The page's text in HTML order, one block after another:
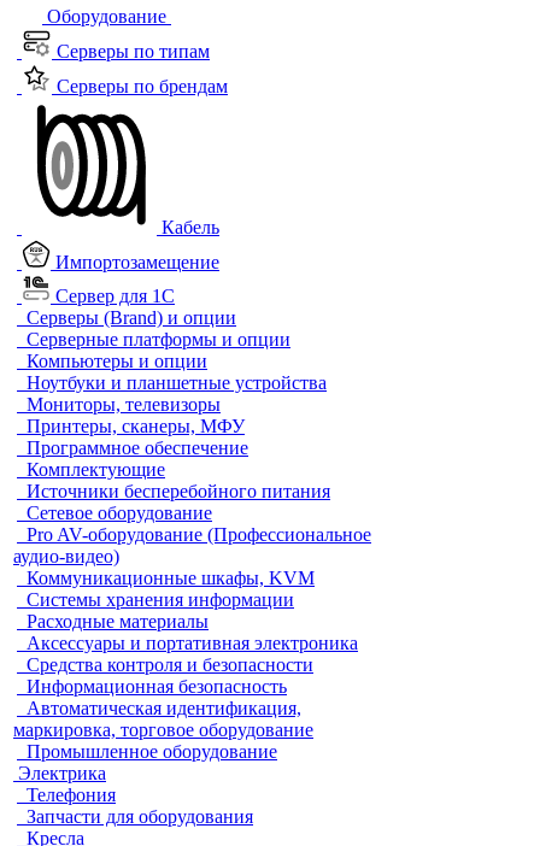
Оборудование
Серверы по типам
Серверы по брендам
Кабель
Импортозамещение
Сервер для 1С
Серверы (Brand) и опции
Серверные платформы и опции
Компьютеры и опции
Ноутбуки и планшетные устройства
Мониторы, телевизоры
Принтеры, сканеры, МФУ
Программное обеспечение
Комплектующие
Источники бесперебойного питания
Сетевое оборудование
Pro AV-оборудование (Профессиональное
аудио-видео)
Коммуникационные шкафы, KVM
Системы хранения информации
Расходные материалы
Аксессуары и портативная электроника
Средства контроля и безопасности
Информационная безопасность
Автоматическая идентификация,
маркировка, торговое оборудование
Промышленное оборудование
Электрика
Телефония
Запчасти для оборудования
Кресла